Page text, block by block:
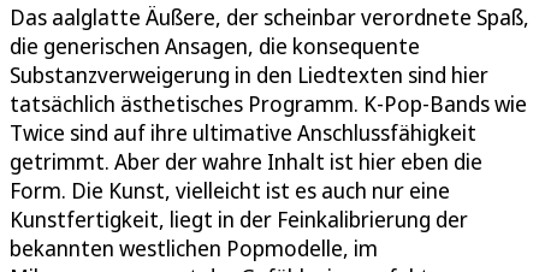
Das aalglatte Äußere, der scheinbar verordnete Spaß,
die generischen Ansagen, die konsequente
Substanzverweigerung in den Liedtexten sind hier
tatsächlich ästhetisches Programm. K-Pop-Bands wie
Twice sind auf ihre ultimative Anschlussfähigkeit
getrimmt. Aber der wahre Inhalt ist hier eben die
Form. Die Kunst, vielleicht ist es auch nur eine
Kunstfertigkeit, liegt in der Feinkalibrierung der
bekannten westlichen Popmodelle, im